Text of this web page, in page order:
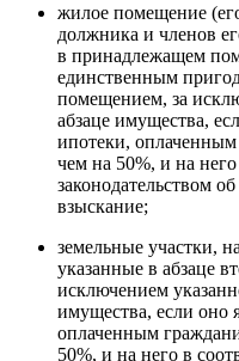
жилое помещение
должника и членов
в принадлежащем
единственным
помещением, за
абзаце имущества,
ипотеки,
чем на 50%, и на
законодательством
взыскание;
земельные участки,
указанные в абзаце
исключением
имущества, если оно
оплаченным
50%, и на него в